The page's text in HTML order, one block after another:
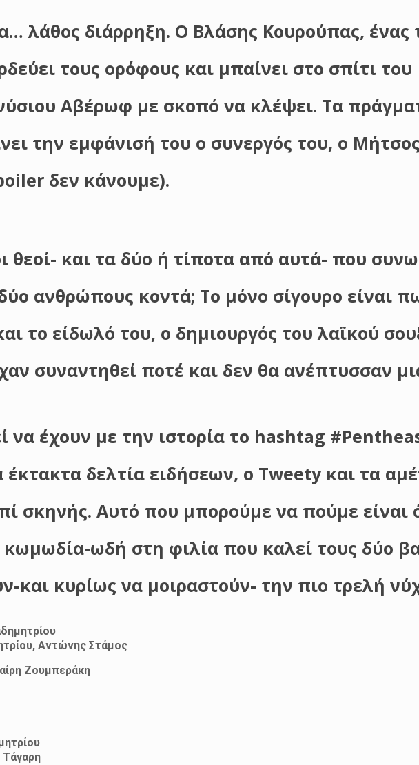
λάθος διάρρηξη. Ο Βλάσης Κουρούπας, ένας
τους ορόφους και μπαίνει στο σπίτι του
Αβέρωφ με σκοπό να κλέψει. Τα
την εμφάνισή του ο συνεργός του, ο
δεν κάνουμε).
θεοί- και τα δύο ή τίποτα από αυτά- που
ανθρώπους κοντά; Το μόνο σίγουρο είναι
το είδωλό του, ο δημιουργός του λαϊκού
συναντηθεί ποτέ και δεν θα ανέπτυσσαν
να έχουν με την ιστορία το hashtag
δελτία ειδήσεων, ο Tweety και τα
σκηνής. Αυτό που μπορούμε να πούμε είναι
κωμωδία-ωδή στη φιλία που καλεί τους δύο
και κυρίως να μοιραστούν- την πιο τρελή
Αντώνης Στάμος
Ζουμπεράκη
Τάγαρη